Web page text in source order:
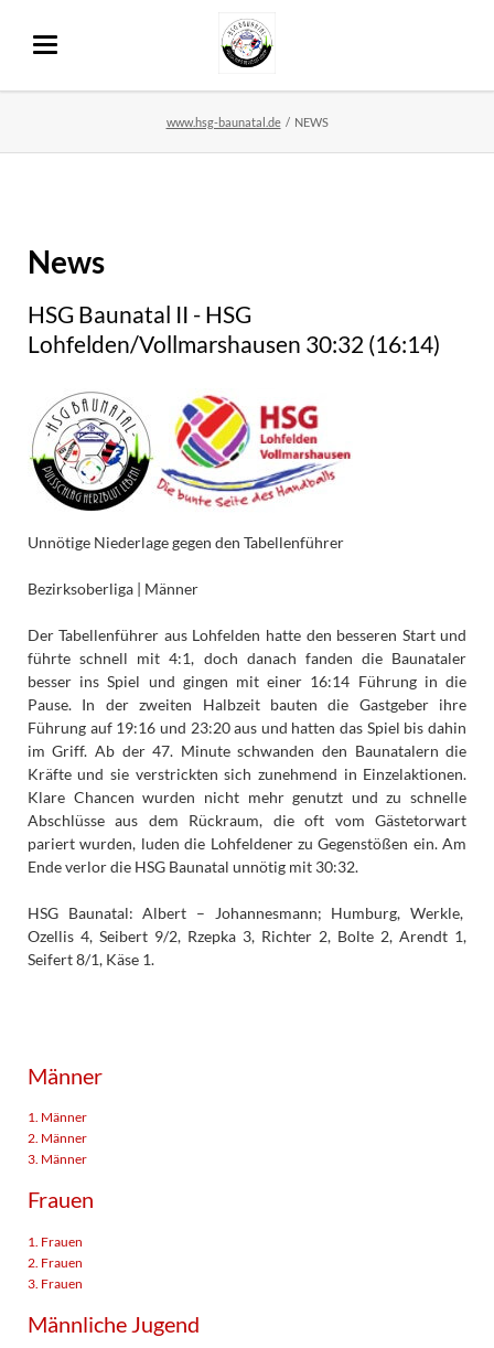
www.hsg-baunatal.de NEWS
News
HSG Baunatal II - HSG
Lohfelden/Vollmarshausen 30:32 (16:14)
Unnötige Niederlage gegen den Tabellenführer
Bezirksoberliga | Männer
Der Tabellenführer aus Lohfelden hatte den besseren Start und
führte schnell mit 4:1, doch danach fanden die Baunataler
besser ins Spiel und gingen mit einer 16:14 Führung in die
Pause. In der zweiten Halbzeit bauten die Gastgeber ihre
Führung auf 19:16 und 23:20 aus und hatten das Spiel bis dahin
im Griff. Ab der 47. Minute schwanden den Baunatalern die
Kräfte und sie verstrickten sich zunehmend in Einzelaktionen.
Klare Chancen wurden nicht mehr genutzt und zu schnelle
Abschlüsse aus dem Rückraum, die oft vom Gästetorwart
pariert wurden, luden die Lohfeldener zu Gegenstößen ein. Am
Ende verlor die HSG Baunatal unnötig mit 30:32.
HSG Baunatal: Albert – Johannesmann; Humburg, Werkle,
Ozellis 4, Seibert 9/2, Rzepka 3, Richter 2, Bolte 2, Arendt 1,
Seifert 8/1, Käse 1.
Männer
1. Männer
2. Männer
3. Männer
Frauen
1. Frauen
2. Frauen
3. Frauen
Männliche Jugend